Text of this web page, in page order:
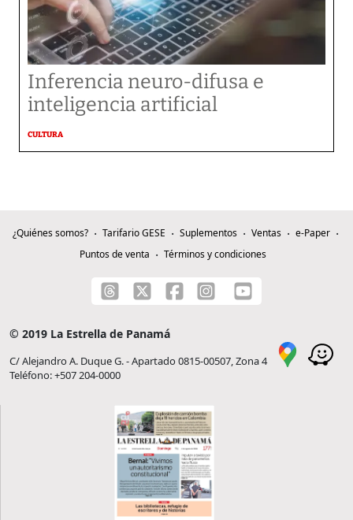
Inferencia neuro-difusa e
inteligencia artificial
CULTURA
¿Quiénes somos? Tarifario GESE Suplementos Ventas
e-Paper
Puntos de venta
Términos y condiciones
© 2019 La Estrella de Panamá
C/ Alejandro A. Duque G. - Apartado 0815-00507, Zona 4
Teléfono: +507 204-0000